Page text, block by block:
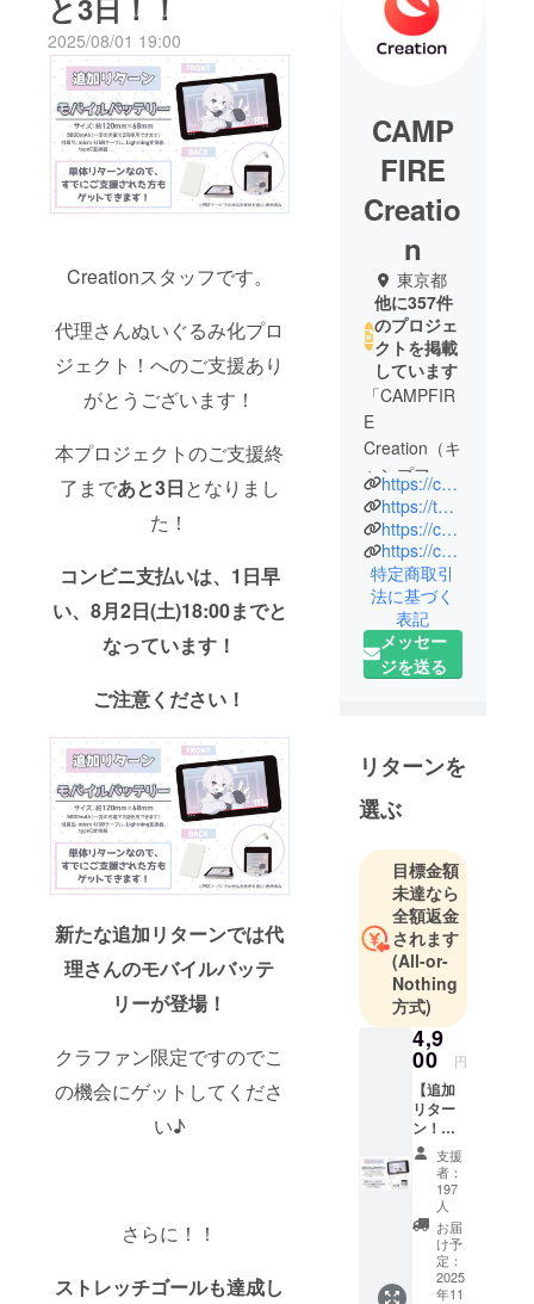
と3日！！
2025/08/01 19:00
Creationスタッフです。
代理さんぬいぐるみ化プロ
ジェクト！へのご支援あり
がとうございます！
本プロジェクトのご支援終
了まであと3日となりまし
た！
コンビニ支払いは、1日早
い、8月2日(土)18:00までと
なっています！
ご注意ください！
新たな追加リターンでは代
理さんのモバイルバッテ
リーが登場！
クラファン限定ですのでこ
の機会にゲットしてくださ
い♪
さらに！！
ストレッチゴールも達成し
CAMP
FIRE
Creatio
n
東京都
他に357件
のプロジェ
クトを掲載
しています
「CAMPFIR
E
Creation（キ
ャンプファ
イヤー クリ
エーショ
ン）」は、
株式会社
CAMPFIRE
の商品企画
チームで
す。
ングでの商
目指して、
ターとのコ
ラボ企画や
自社オリジ
ナルのアイ
テム企画を
行ってま
す。
◾️営業日のご
営業時間：
平日 10:00〜
18:00 (土日
祝、年末年
始除く)
※お問い合わ
せから3営業
https://camp-fire.jp/creation
https://twitter.com/CF_Creation
https://camp-fire.jp/privacy
https://camp-fire.jp/inquiries
特定商取引
法に基づく
表記
メッセー
ジを送る
リターンを
選ぶ
目標金額
未達なら
全額返金
されます
(All-or-
Nothing
方式)
4,9
00 円
【追加
リター
ン！】
モバイ
ルバッ
テリー
プラン
画像は
イメー
ジで
す。 金
額には
支援
者：
197
人
お届
け予
定：
2025
年11